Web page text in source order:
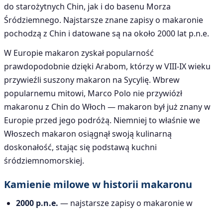
do starożytnych Chin, jak i do basenu Morza
Śródziemnego. Najstarsze znane zapisy o makaronie
pochodzą z Chin i datowane są na około 2000 lat p.n.e.
W Europie makaron zyskał popularność
prawdopodobnie dzięki Arabom, którzy w VIII-IX wieku
przywieźli suszony makaron na Sycylię. Wbrew
popularnemu mitowi, Marco Polo nie przywiózł
makaronu z Chin do Włoch — makaron był już znany w
Europie przed jego podróżą. Niemniej to właśnie we
Włoszech makaron osiągnął swoją kulinarną
doskonałość, stając się podstawą kuchni
śródziemnomorskiej.
Kamienie milowe w historii makaronu
2000 p.n.e. — najstarsze zapisy o makaronie w